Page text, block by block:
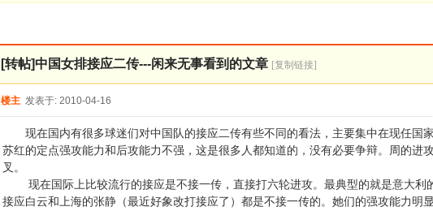
[转帖]中国女排接应二传---闲来无事看到的文章 [复制链接]
楼主 发表于: 2010-04-16
现在国内有很多球迷们对中国队的接应二传有些不同的看法，主要集中在现任国
苏红的定点强攻能力和后攻能力不强，这是很多人都知道的，没有必要争辩。周的进
叉。
现在国际上比较流行的接应是不接一传，直接打六轮进攻。最典型的就是意大利
接应白云和上海的张静（最近好象改打接应了）都是不接一传的。她们的强攻能力明